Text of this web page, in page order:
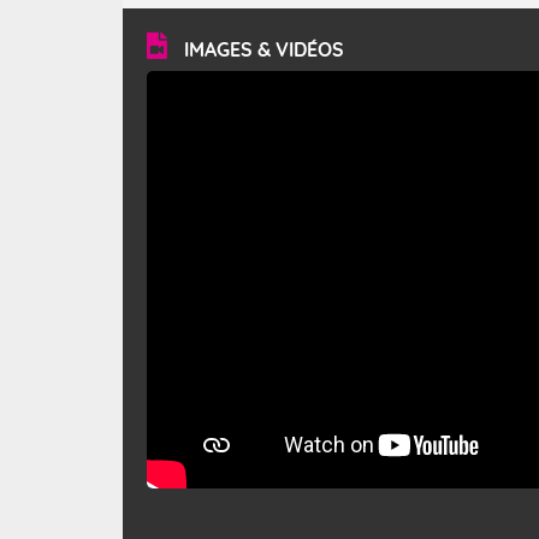
vitesse moyenne de 50 km/h et atteindre 80 à 100 km/h
en rafales, parfois davantage. Il parcourt la basse vallée
du Rhône et la Provence et envahit le littoral
méditerranéen à partir de la Camargue.
IMAGES & VIDÉOS